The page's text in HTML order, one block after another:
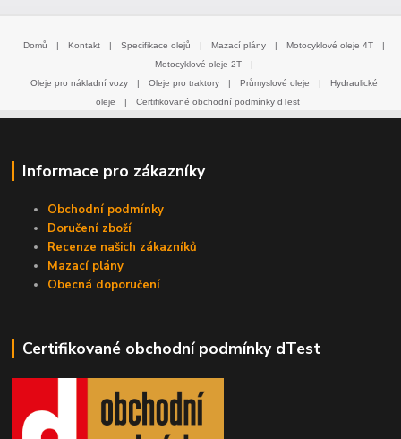
Domů | Kontakt | Specifikace olejů | Mazací plány | Motocyklové oleje 4T
|
Motocyklové oleje 2T
|
Oleje pro nákladní vozy
| Oleje pro traktory | Průmyslové oleje |
Hydraulické
oleje
| Certifikované obchodní podmínky dTest
Informace pro zákazníky
Obchodní podmínky
Doručení zboží
Recenze našich zákazníků
Mazací plány
Obecná doporučení
Certifikované obchodní podmínky dTest